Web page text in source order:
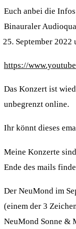
Euch anbei die
Binauraler
September 2022
https://
Das Konzert ist
unbegrenzt online.
Ihr könnt dieses
Meine Konzerte
Ende des mails
Der NeuMond im
(einem der 3
NeuMond Sonne &